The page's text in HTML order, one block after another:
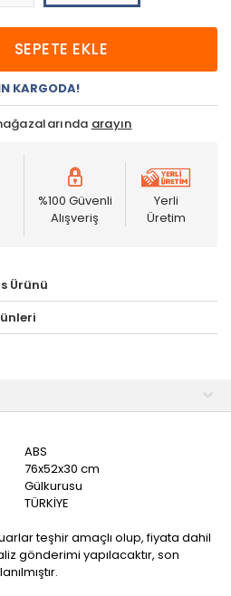
SEPETE EKLE
KARGODA!
arayın
%100 Güvenli
Alışveriş
Yerli
Üretim
Ürünü
ABS
76x52x30 cm
Gülkurusu
TÜRKİYE
teşhir amaçlı olup, fiyata dahil
gönderimi yapılacaktır, son